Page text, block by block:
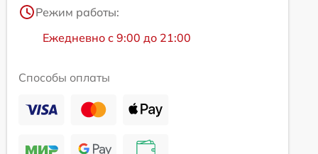
Режим работы:
Ежедневно с 9:00 до 21:00
Способы оплаты